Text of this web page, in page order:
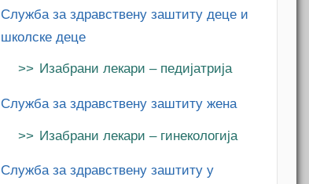
Служба за здравствену заштиту деце и
школске деце
Изабрани лекари – педијатрија
Служба за здравствену заштиту жена
Изабрани лекари – гинекологија
Служба за здравствену заштиту у